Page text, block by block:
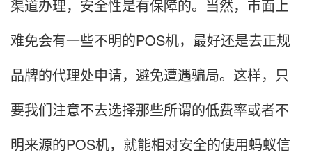
渠道办理，安全性是有保障的。当然，市面上
难免会有一些不明的POS机，最好还是去正规
品牌的代理处申请，避免遭遇骗局。这样，只
要我们注意不去选择那些所谓的低费率或者不
明来源的POS机，就能相对安全的使用蚂蚁信